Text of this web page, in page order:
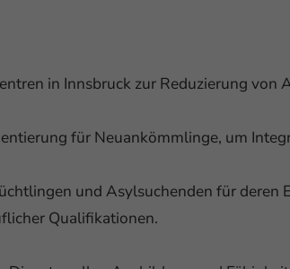
in Innsbruck zur Reduzierung
für Neuankömmlinge, um
und Asylsuchenden für deren
Qualifikationen.